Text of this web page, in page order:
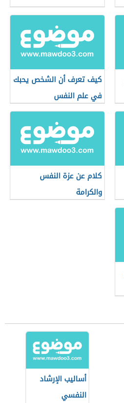
كيف تعرف أن الشخص يحبك
في علم النفس
كلام عن عزة النفس
والكرامة
أساليب الإرشاد
النفسي